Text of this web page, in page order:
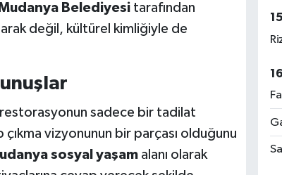
Belediyesitarafından
değil, kültürel kimliğiyle de
restorasyonun sadece bir tadilat
çıkma vizyonunun bir parçası olduğunu
sosyal yaşamalanı olarak